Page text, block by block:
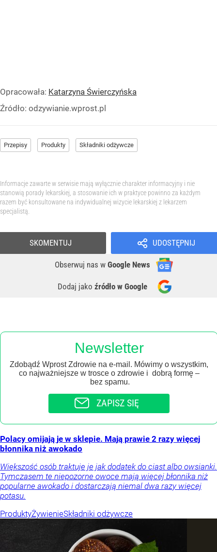
Opracowała: Katarzyna Świerczyńska
Źródło: odzywianie.wprost.pl
Przepisy Produkty Składniki odżywcze
Informacje zawarte w serwisie mają wyłącznie charakter informacyjny i nie
stanowią porady lekarskiej, a stosowanie ich w praktyce powinno za każdym
razem być konsultowane na indywidualnej wizycie lekarskiej z lekarzem
specjalistą.
UDOSTĘPNIJ
Obserwuj nas w Google News
Dodaj jako źródło w Google
SKOMENTUJ
Newsletter
Zdobądź Wprost Zdrowie na e-mail. Mówimy o wszystkim,
co najważniejsze w trosce o zdrowie i dobrą formę –
bez spamu.
ZAPISZ SIĘ
Polacy omijają je w sklepie. Mają prawie 2 razy więcej
błonnika niż awokado
Większość osób traktuje je jak dodatek do ciast albo owsianki.
Tymczasem te niepozorne owoce mają więcej błonnika niż
popularne awokado i dostarczają niemal dwa razy więcej
potasu.
ProduktyŻywienieSkładniki odżywcze